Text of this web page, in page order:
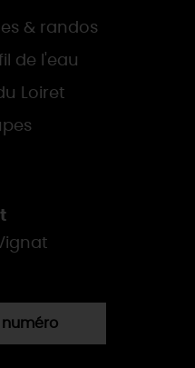
& randos
de l'eau
Loiret